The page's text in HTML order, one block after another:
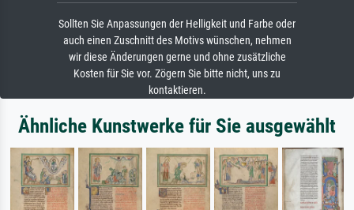
Sollten Sie Anpassungen der Helligkeit und Farbe oder
auch einen Zuschnitt des Motivs wünschen, nehmen
wir diese Änderungen gerne und ohne zusätzliche
Kosten für Sie vor. Zögern Sie bitte nicht, uns zu
kontaktieren.
Ähnliche Kunstwerke für Sie ausgewählt